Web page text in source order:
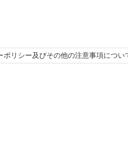
ポリシー及びその他の注意事項につい